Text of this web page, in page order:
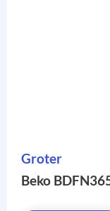
Groter
Beko